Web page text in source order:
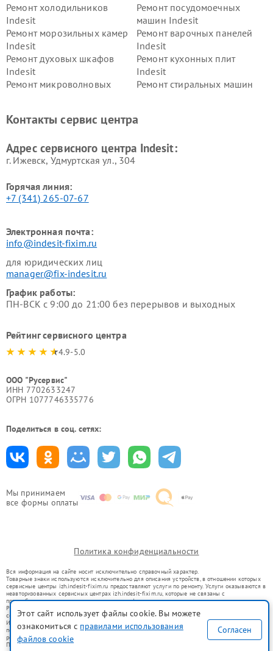
Мы принимаем
все формы оплаты
Ремонт холодильников
Indesit
Ремонт посудомоечных
машин Indesit
Ремонт морозильных камер
Indesit
Ремонт варочных панелей
Indesit
Ремонт духовых шкафов
Indesit
Ремонт кухонных плит
Indesit
Ремонт микроволновых
Ремонт стиральных машин
Indesit
Indesit
Контакты сервис центра
Адрес сервисного центра Indesit:
г. Ижевск, Удмуртская ул., 304
Горячая линия:
+7 (341) 265-07-67
Электронная почта:
info@indesit-fixim.ru
для юридических лиц
manager@fix-indesit.ru
График работы:
ПН-ВСК с 9:00 до 21:00 без перерывов и выходных
Рейтинг сервисного центра
4.9-5.0
ООО "Русервис"
ИНН 7702633247
ОГРН 1077746335776
Поделиться в соц. сетях:
Политика конфиденциальности
Вся информация на сайте носит исключительно справочный характер.
Товарные знаки используются исключительно для описания устройств, в отношении которых
сервисные центры izh.indesit-fixim.ru предоставляют услуги по ремонту. Услуги оказываются в
неавторизованных сервисных центрах izh.indesit-fixim.ru, которые не связаны с
правообладателями товарных знаков или их официальными представителями.
Ремонт осуществляется для устройств, уже введенных в гражданский оборот в соответствии
со статьей 1487 ГК РФ.
Использование товарных знаков не преследует цели индивидуализации услуг или введения
потребителей в заблуждение, а служит для информирования о предоставляемых услугах по
ремонту техники указанных брендов.
Представленная на сайте информация не является публичной офертой, определяемой
Этот сайт использует файлы cookie. Вы можете
ознакомиться с правилами использования
файлов cookie
Согласен